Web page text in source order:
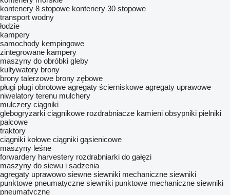
kontenery 8 stopowe kontenery 30 stopowe
transport wodny
łodzie
kampery
samochody kempingowe
zintegrowane kampery
maszyny do obróbki gleby
kultywatory brony
brony talerzowe brony zębowe
pługi pługi obrotowe agregaty ścierniskowe agregaty uprawowe
niwelatory terenu mulchery
mulczery ciągniki
glebogryzarki ciągnikowe rozdrabniacze kamieni obsypniki pielniki
palcowe
traktory
ciągniki kołowe ciągniki gąsienicowe
maszyny leśne
forwardery harvestery rozdrabniarki do gałęzi
maszyny do siewu i sadzenia
agregaty uprawowo siewne siewniki mechaniczne siewniki
punktowe pneumatyczne siewniki punktowe mechaniczne siewniki
pneumatyczne